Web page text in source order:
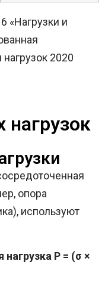
«Нагрузки и
2020
нагрузок
опора
используют
P = (σ ×